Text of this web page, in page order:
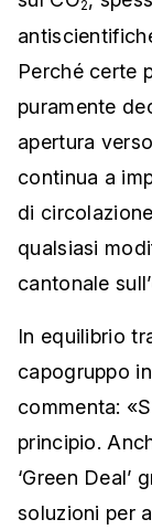
2
Perché certe
puramente
apertura
continua a
di
qualsiasi
cantonale
In equilibrio
capogruppo
commenta:
principio.
‘Green Deal’
soluzioni per